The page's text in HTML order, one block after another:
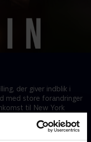
der giver indblik i
med store forandringer
til New York
karriere, der var Hall of